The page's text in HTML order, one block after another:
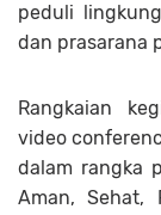
peduli
dan prasarana
Rangkaian
video
dalam rangka
Aman, Sehat,